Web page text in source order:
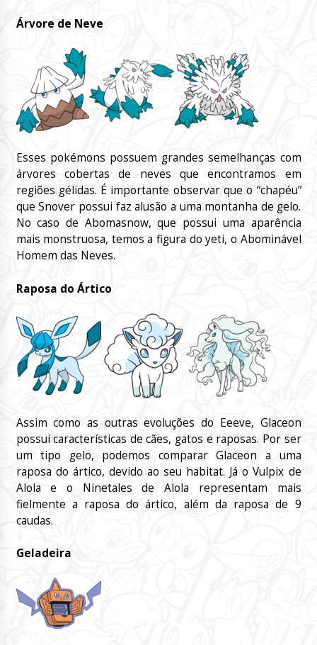
Árvore de Neve
Esses pokémons possuem grandes semelhanças com
árvores cobertas de neves que encontramos em
regiões gélidas. É importante observar que o “chapéu”
que Snover possui faz alusão a uma montanha de gelo.
No caso de Abomasnow, que possui uma aparência
mais monstruosa, temos a figura do yeti, o Abominável
Homem das Neves.
Raposa do Ártico
Assim como as outras evoluções do Eeeve, Glaceon
possui características de cães, gatos e raposas. Por ser
um tipo gelo, podemos comparar Glaceon a uma
raposa do ártico, devido ao seu habitat. Já o Vulpix de
Alola e o Ninetales de Alola representam mais
fielmente a raposa do ártico, além da raposa de 9
caudas.
Geladeira